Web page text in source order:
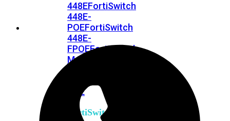
448EFortiSwitch
448E-
POEFortiSwitch
448E-
FPOEFortiSwitch
M426E-
POE
FortiSwitch